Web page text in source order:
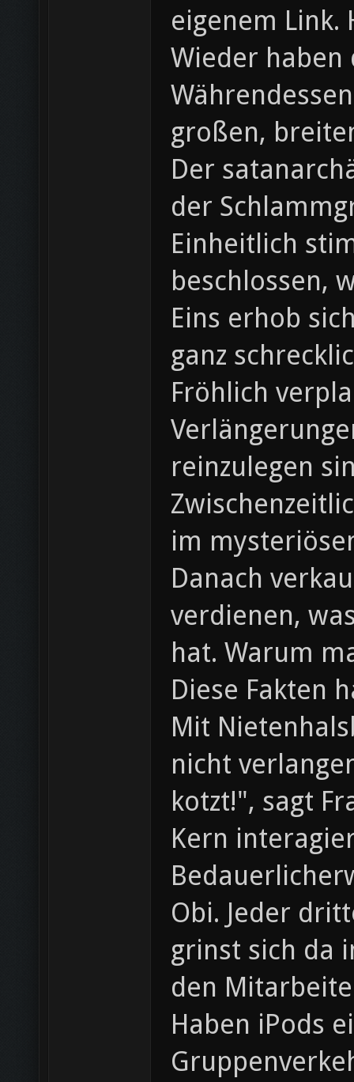
eigenem Link.
Wieder haben
großen,
Der
der
Einheitlich
beschlossen,
Eins erhob
ganz
Fröhlich
reinzulegen
im
Danach
verdienen,
hat. Warum
Diese Fakten
Mit
nicht
kotzt!", sagt
Kern
Obi. Jeder
grinst sich da
den
Haben iPods